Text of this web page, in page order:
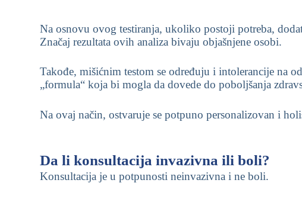
Na osnovu ovog testiranja, ukoliko postoji potreba,
Značaj rezultata ovih analiza bivaju objašnjene osobi.
Takođe, mišićnim testom se određuju i intolerancije na
„formula“ koja bi mogla da dovede do poboljšanja
Na ovaj način, ostvaruje se potpuno personalizovan i
Da li konsultacija invazivna ili boli?
Konsultacija je u potpunosti neinvazivna i ne boli.